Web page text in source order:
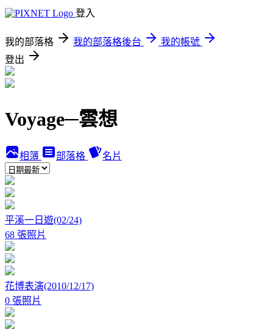
登入
我的部落格 我的部落格後台
我的帳號
登出
Voyage─雲想
相簿 部落格 名片
平溪一日遊(02/24)
68 張照片
花博表演(2010/12/17)
0 張照片